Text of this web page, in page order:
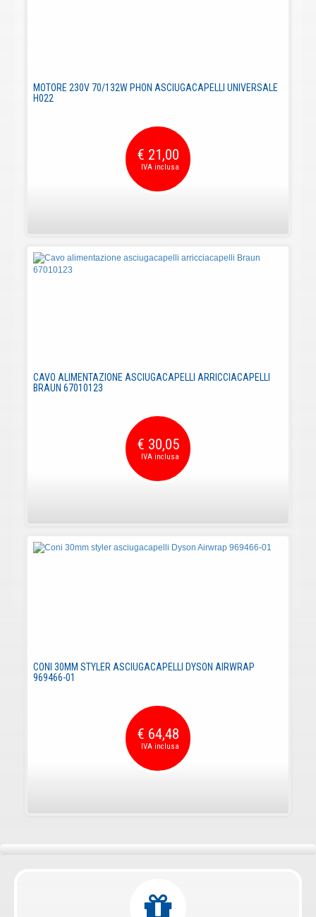
MOTORE 230V 70/132W PHON ASCIUGACAPELLI UNIVERSALE
H022
€ 21,00
CAVO ALIMENTAZIONE ASCIUGACAPELLI ARRICCIACAPELLI
BRAUN 67010123
€ 30,05
CONI 30MM STYLER ASCIUGACAPELLI DYSON AIRWRAP
969466-01
€ 64,48